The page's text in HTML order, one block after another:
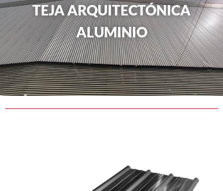
TEJA ARQUITECTÓNICA
ALUMINIO